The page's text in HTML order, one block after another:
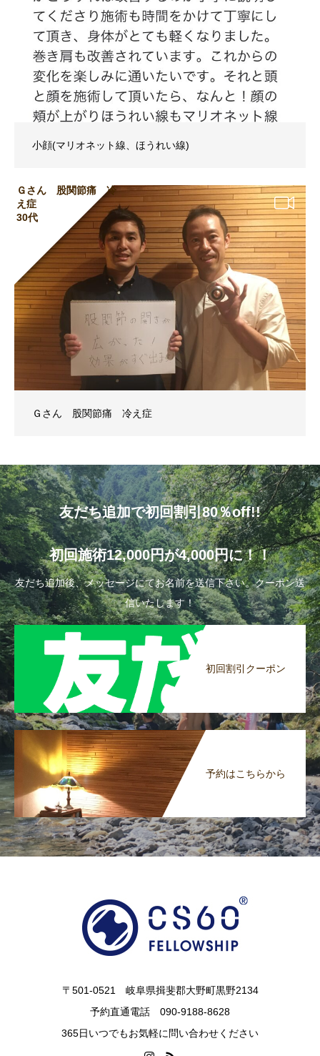
小顔(マリオネット線、ほうれい線)
Ｇさん 股関節痛 冷
え症
30代
Ｇさん 股関節痛 冷え症
友だち追加で初回割引80％off!!
初回施術12,000円が4,000円に！！
友だち追加後、メッセージにてお名前を送信下さい。クーポン送
信いたします！
初回割引クーポン
予約はこちらから
〒501-0521 岐阜県揖斐郡大野町黒野2134
予約直通電話 090-9188-8628
365日いつでもお気軽に問い合わせください